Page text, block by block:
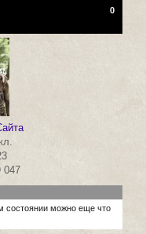
0
047
состоянии можно еще что